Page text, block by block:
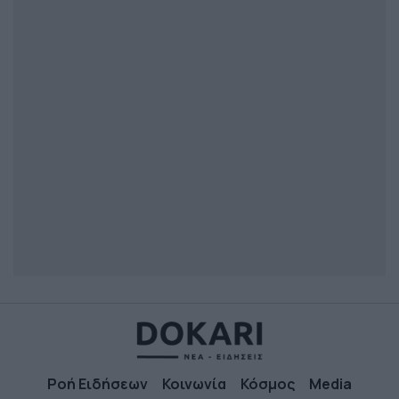
Ροή Ειδήσεων Κοινωνία Κόσμος
Media